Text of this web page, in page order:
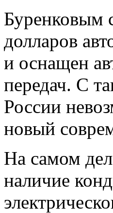
Буренковым
долларов
и оснащен
передач. С
России
новый
На самом
наличие